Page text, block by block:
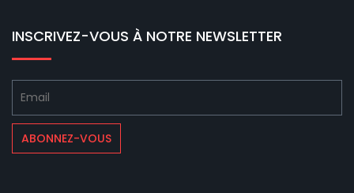
INSCRIVEZ-VOUS À NOTRE NEWSLETTER